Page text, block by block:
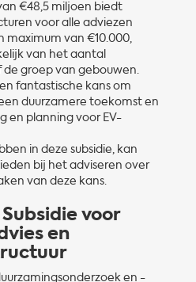
€48,5 miljoen biedt
voor alle adviezen
van €10.000,
van het aantal
groep van gebouwen.
fantastische kans om
duurzamere toekomst en
en planning voor EV-
in deze subsidie, kan
bij het adviseren over
van deze kans.
voor
en
en -